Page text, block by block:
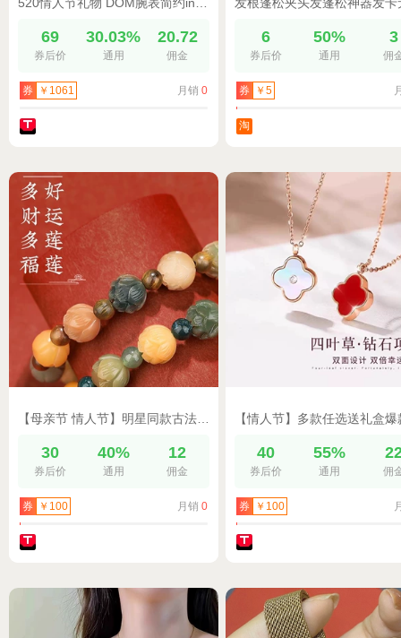
69
券后价
30.03%
通用
20.72
佣金
券 ￥1061 月销 0
6
券后价
50%
通用
3
佣
券 ￥5
淘
30
券后价
40%
通用
12
佣金
券 ￥100 月销 0
40
券后价
55%
通用 佣
券 ￥100